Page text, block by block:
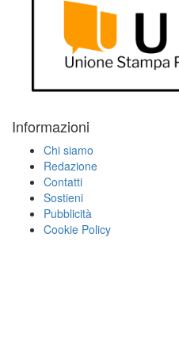
Informazioni
Chi siamo
Redazione
Contatti
Sostieni
Pubblicità
Cookie Policy